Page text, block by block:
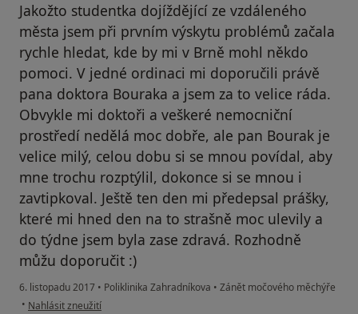
Jakožto studentka dojíždějící ze vzdáleného
města jsem při prvním výskytu problémů začala
rychle hledat, kde by mi v Brně mohl někdo
pomoci. V jedné ordinaci mi doporučili právě
pana doktora Bouraka a jsem za to velice ráda.
Obvykle mi doktoři a veškeré nemocniční
prostředí nedělá moc dobře, ale pan Bourak je
velice milý, celou dobu si se mnou povídal, aby
mne trochu rozptýlil, dokonce si se mnou i
zavtipkoval. Ještě ten den mi předepsal prášky,
které mi hned den na to strašně moc ulevily a
do týdne jsem byla zase zdravá. Rozhodně
můžu doporučit :)
6. listopadu 2017 • Poliklinika Zahradníkova • Zánět močového měchýře
• podle názoru uživatele Váš účet byl odstraněn
Nahlásit zneužití